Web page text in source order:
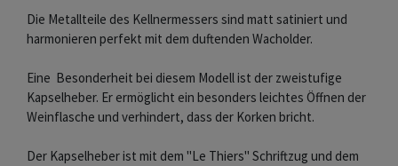
Die Metallteile des Kellnermessers sind matt satiniert und
harmonieren perfekt mit dem duftenden Wacholder.
Eine Besonderheit bei diesem Modell ist der zweistufige
Kapselheber. Er ermöglicht ein besonders leichtes Öffnen der
Weinflasche und verhindert, dass der Korken bricht.
Der Kapselheber ist mit dem "Le Thiers" Schriftzug und dem